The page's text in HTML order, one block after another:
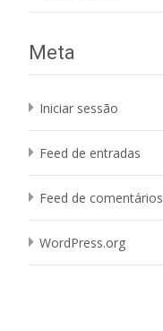
Meta
Iniciar sessão
Feed de entradas
Feed de comentários
WordPress.org